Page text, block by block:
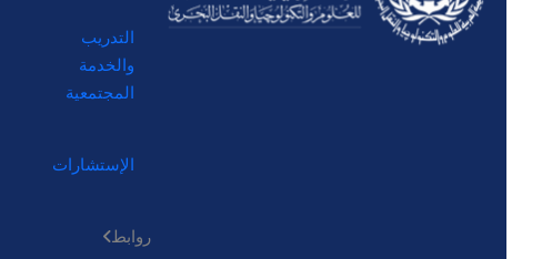
التدريب
والخدمة
المجتمعية
الإستشارات
روابط